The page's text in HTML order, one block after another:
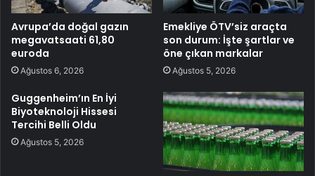
Avrupa’da doğal gazın
megavatsaati 61,80
euroda
Ağustos 6, 2026
Emekliye ÖTV’siz araçta
son durum: İşte şartlar ve
öne çıkan markalar
Ağustos 5, 2026
Guggenheim’ın En İyi
Biyoteknoloji Hissesi
Tercihi Belli Oldu
Ağustos 5, 2026